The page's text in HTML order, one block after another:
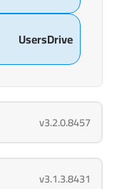
UsersDrive
v3.2.0.8457
v3.1.3.8431